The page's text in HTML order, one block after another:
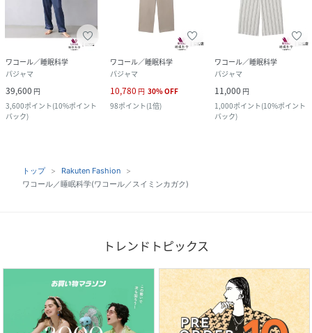
ワコール／睡眠科学
パジャマ
39,600 円
3,600ポイント(10%ポイント
バック)
ワコール／睡眠科学
パジャマ
10,780 円 30%OFF
98ポイント(1倍)
ワコール／睡眠科学
パジャマ
11,000 円
1,000ポイント(10%ポイント
バック)
トップ
Rakuten Fashion
ワコール／睡眠科学(ワコール／スイミンカガク)
トレンドトピックス